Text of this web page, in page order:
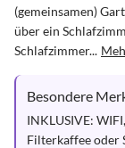
(gemeinsamen)
über ein
Schlafzimmer...
Besondere
INKLUSIVE:
Filterkaffee oder